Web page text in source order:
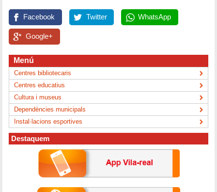
Facebook Twitter WhatsApp
Google+
Menú
Centres bibliotecaris
Centres educatius
Cultura i museus
Dependències municipals
Instal·lacions esportives
Destaquem